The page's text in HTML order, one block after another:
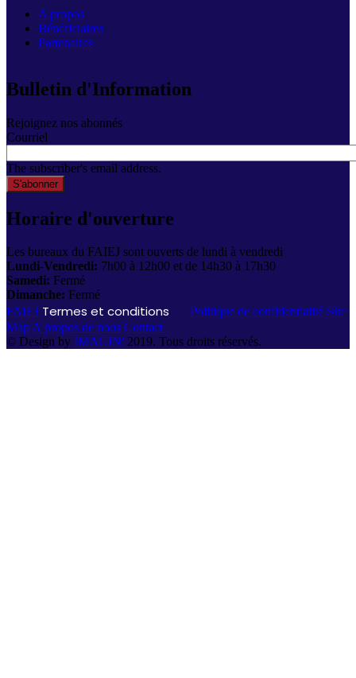
A propos
Bénéficiaires
Partenaires
Bulletin d'Information
Rejoignez nos abonnés
Courriel
The subscriber's email address.
Horaire d'ouverture
Les bureaux du FAIEJ sont ouverts de lundi à vendredi
Lundi-Vendredi: 7h00 à 12h00 et de 14h30 à 17h30
Samedi: Fermé
Dimanche: Fermé
FAIEJ Termes et conditions Politique de confidentialité Site
MapA propos de nous Contact
© Design by IMAGIN' 2019. Tous droits réservés.